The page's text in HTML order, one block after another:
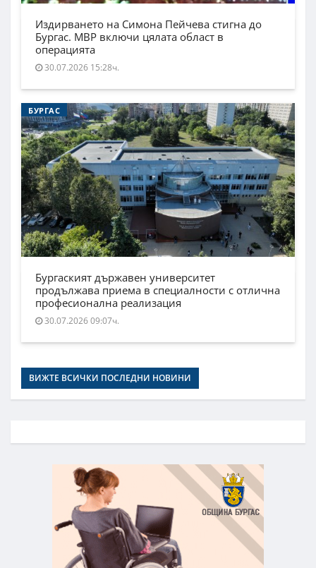
Издирването на Симона Пейчева стигна до
Бургас. МВР включи цялата област в
операцията
30.07.2026 15:28ч.
БУРГАС
Бургаският държавен университет
продължава приема в специалности с отлична
професионална реализация
30.07.2026 09:07ч.
ВИЖТЕ ВСИЧКИ ПОСЛЕДНИ НОВИНИ